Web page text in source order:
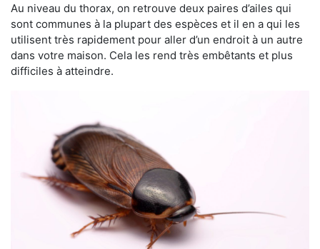
Au niveau du thorax, on retrouve deux paires d’ailes qui
sont communes à la plupart des espèces et il en a qui les
utilisent très rapidement pour aller d’un endroit à un autre
dans votre maison. Cela les rend très embêtants et plus
difficiles à atteindre.